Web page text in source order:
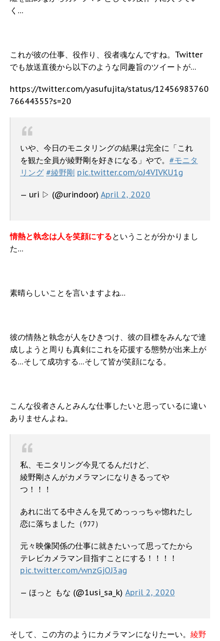
く…
これが彼の仕事、役作り、役者魂なんですね。Twitter
でも放送直後から以下のような同趣旨のツイートが…
https://twitter.com/yasufujita/status/12456983760
76644355?s=20
いや、今日のモニタリングの結果は完全に「これ
を観た全員が綾野剛を好きになる」やで。 #モニタ
リング #綾野剛 pic.twitter.com/oJ4VIVKU1g
— uri ▷ (@urindoor) April 2, 2020
情熱と執念は人を笑顔にするということが分かりまし
た…
素晴らしいことを言いますよね…
彼の情熱と執念が人をひきつけ、彼の目標をみんなで達
成しようと周りも真剣にこれを応援する態勢が出来上が
る…そして成功する…そして皆が笑顔になる。
こんな役者さんとみんな仕事したいと思っているに違い
ありませんよね。
私、モニタリング今見てるんだけど、
綾野剛さんがカメラマンになりきるってや
つ！！！
あれに出てる中さんを見てめっっっちゃ惚れたし
恋に落ちました（ｳﾌﾌ）
元々映像関係の仕事に就きたいって思ってたから
テレビカメラマン目指すことにする！！！！
pic.twitter.com/wnzGjOJ3ag
— ほっと もな (@1usi_sa_k) April 2, 2020
そして、この方のようにカメラマンになりたーい。 綾野